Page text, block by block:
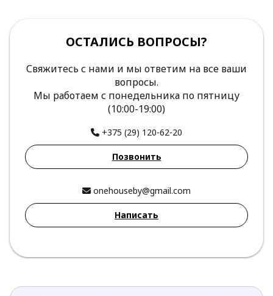
ОСТАЛИСЬ ВОПРОСЫ?
Свяжитесь с нами и мы ответим на все ваши
вопросы.
Мы работаем с понедельника по пятницу
(10:00-19:00)
+375 (29) 120-62-20
Позвонить
onehouseby@gmail.com
Написать